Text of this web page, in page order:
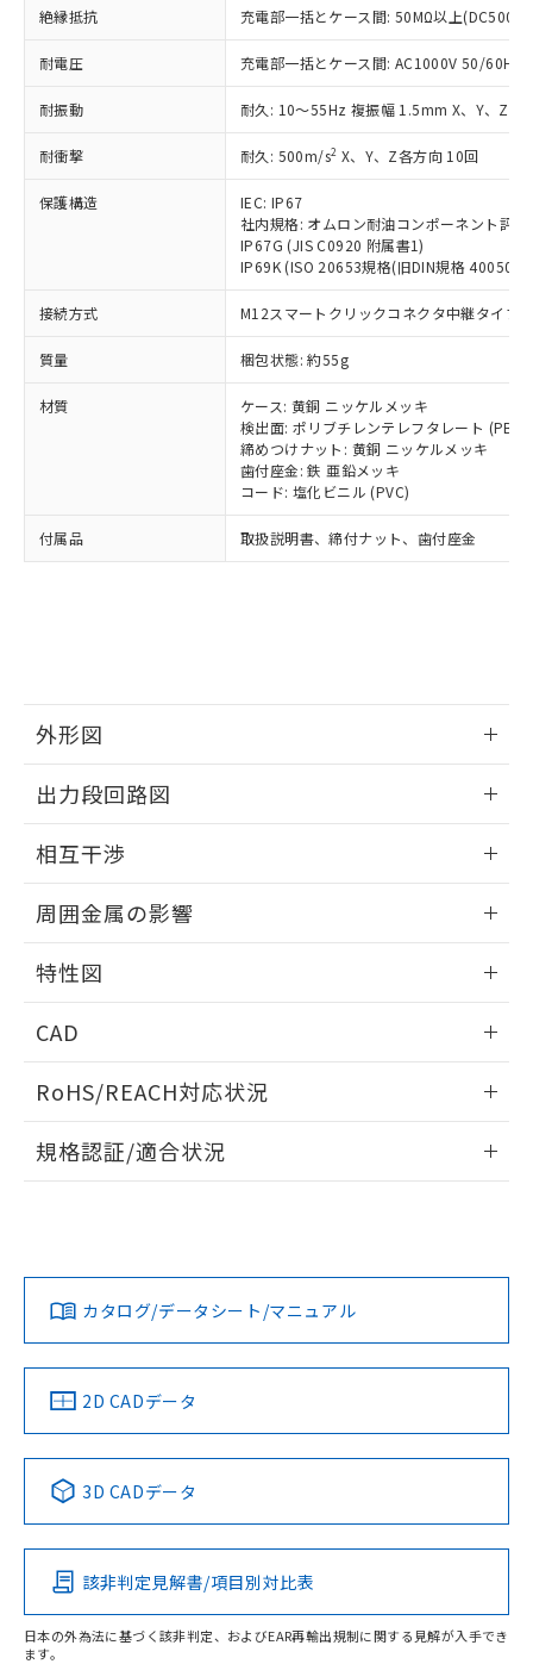
絶縁抵抗 充電部一括とケース間: 50MΩ以上(DC500V
耐電圧 充電部一括とケース間: AC1000V 50/60Hz
耐振動 耐久: 10～55Hz 複振幅 1.5mm X、Y、Z各
耐衝撃 耐久: 500m/s2 X、Y、Z各方向 10回
保護構造
IEC: IP67
社内規格: オムロン耐油コンポーネント評
IP67G (JIS C0920 附属書1)
IP69K (ISO 20653規格(旧DIN規格 40050
接続方式 M12スマートクリックコネクタ中継タイプ
質量 梱包状態: 約55g
材質
ケース: 黄銅 ニッケルメッキ
検出面: ポリブチレンテレフタレート (PBT)
締めつけナット: 黄銅 ニッケルメッキ
歯付座金: 鉄 亜鉛メッキ
コード: 塩化ビニル (PVC)
付属品 取扱説明書、締付ナット、歯付座金
外形図
外形図
出力段回路図
出力段回路図
タイムチャート
相互干渉
相互干渉
A: 40mm以上、B: 20mm以上
周囲金属の影響
周囲金属の影響
上、n: 20mm以上
特性図
検出物体の大きさと材質による影響
検出領域
CAD
ドすることができます。
ログイン/会員登録
ダウンロードデータをご利用いただく前に、以下を必ずお読
みください。
ソフトウェアの使用条件
RoHS/REACH対応状況
EU RoHS 注意事項・凡例
対応済み
中国 RoHS 注意事項・凡例
Pb Hg Cd Cr(VI)
O
規格認証/適合状況
LR型式承認
（イギリス
船舶規格）
DNV型式承認
（ノルウェー
BV型式承認
（フランス
KR型式
（韓国
No No No No
この製品の規格認証/適合状況ページへ
その他の認証はこちらのページからご検索ください
カタログ/データシート/マニュアル
2D CADデータ
3D CADデータ
該非判定見解書/項目別対比表
日本の外為法に基づく該非判定、およびEAR再輸出規制に関する見解が入手でき
ます。
ことをご了承ください。
在庫状況および標準価格照会結果は、
記載している更新日時点での社内デー
タに基づき作成されるものであり、閲
覧された時点での実際の在庫および標
準価格とは異なる場合があることをご
了承ください。
様のお取引先、またはお客様担当のオ
ムロン制御機器販売店・当社販売員に
ご相談ください。
オムロン制御機器販売店や当社販売拠
販売ネットワーク
」をご確認
在庫状況および標準価格結果を当社の
事前の承諾なく第三者に漏洩または開
示しないようお願いします。
マイパーツ機能（部品リスト作成サー
ビス）をご利用いただくには、I-Web
メンバーズにご登録されている必要が
お客様が当ウェブサイト上で当社にご
登録された部品リストについて、当社
指します。
むを得ず変更することがあります。
ミウム(Cd) 100ppm以下、
六価クロム(Cr(Ⅵ)) 1000ppm以下、ポリ臭化ビフェニル
類(PBB) 1000ppm以下、ポリ臭化ジフェニルエーテル類
(PBDE) 1000ppm以下、フタル酸ビス(2-エチルヘキシ
ル) (DEHP)(別名：DOP) 1000ppm以下、フタル酸ブチ
ルベンジル（BBP） 1000ppm以下、フタル酸ジブチル
（DBP） 1000ppm以下、フタル酸ジイソブチル
但し、RoHS指令で産業用監視および制御機器に対する
フタル酸エステル類の４物質については閾値を超える意
図的な使用がないことを確認しています。
※2 対応予定月
部品在庫の切り替え状況などにより、予定
月が前後することがあります。
※3 非含有証明書ダウンロード
51物質の非含有証明書（当社基準）
※本証明書は発行日時点で非含有を証明す
ものではありません。
また、RoHS指令のフタル酸エステル類４
物質の対応では、対応完了までの期間は出
荷製品に未対応品が混在することから備考
欄に対応日を記載しておりました。
既に当社にて対応品への在庫切替を完了
す。
「－」：未確認です。当社販売部門へお問
*中国RoHS10物質の基準値 (GB/T26572)：
Pb(鉛) :1000ppm、 Hg(水銀) : 1000ppm、 Cd(カドミウ
Cr(Ⅵ)(六価クロム) : 1000ppm、 PBBs(ポリ臭化ビフェ
DBP(フタル酸ジブチル) : 1000ppm、 DIBP(フタル酸ジ
イソブチル) : 1000ppm、 BBP(フタル酸ブチルベンジ
DEHP(フタル酸ビス(2-エチルヘキシル)) : 1000ppm
※2 環境保護使用期限
「ｅ」：有害物質（10物質）のすべてが基
準値以下であることを示します。
「10」：通常の使用状況下において有害物
質が外部に漏えいし、環境に深刻な影響を
及ぼさない年数を意味します。
「－」：未確認です。当社販売部門へお問
い合わせください。
当社は、これら貴社製品のうち、外国
為替および外国貿易法に定める商品
（以下｢規制貨物等」という）を輸出
または国外への提供する場合は、日本
国政府の輸出許可(または役務取引許
可)を取得するなどの必要な手続きを
当社は規制貨物を破棄する場合は、完
全に破砕するなど、違法に輸出されな
いよう必要な手段を講じます。
当社は貴社製品を、核兵器、ミサイ
ル、化学兵器、生物兵器またはその他
武器並びにこれらの製造装置等に一切
使用いたしません。
当社は、貴社製品を第三者に販売する
場合は、上記1、2および3の内容を当
該第三者に通知します。また当社は、
販売先および販売に係わる関係者が違
法に輸出するおそれがある場合は、取
り引きをいたしません。
一定数以上の在庫あり
一定数には満たないが在庫あり
在庫なし(最新の在庫状況につ
いては、お客様のお取引先、ま
たはお客様担当のオムロン制御
機器販売店・当社販売員にご確
認ください)
受注生産機種、また在庫状況の
情報を公開していない機種